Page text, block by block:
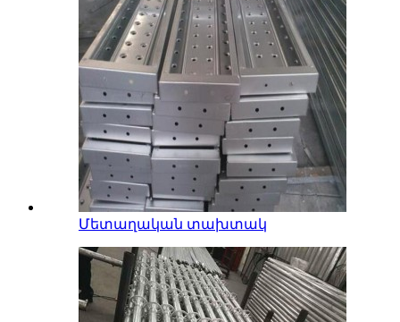
Մետաղական տախտակ